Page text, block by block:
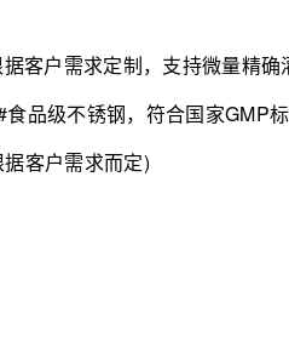
客户需求定制，支持微量精确
品级不锈钢，符合国家GMP
客户需求而定)